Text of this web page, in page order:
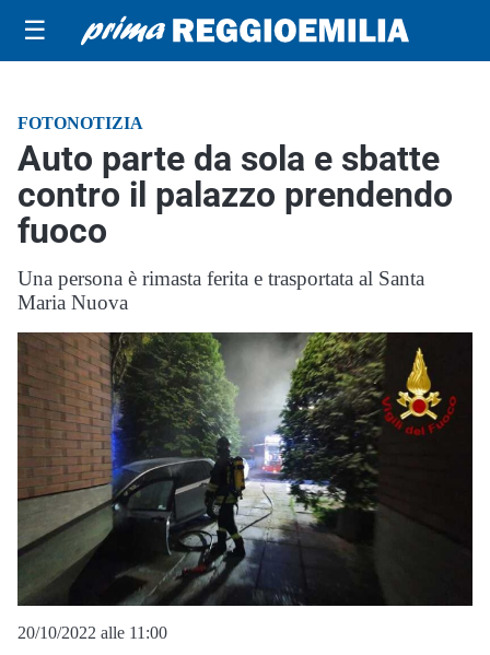
☰
FOTONOTIZIA
Auto parte da sola e sbatte
contro il palazzo prendendo
fuoco
Una persona è rimasta ferita e trasportata al Santa
Maria Nuova
20/10/2022 alle 11:00